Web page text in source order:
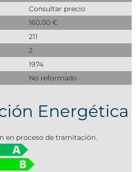
Consultar precio
160.00 €
211
2
1974
No reformado
Energética
en proceso de tramitación.